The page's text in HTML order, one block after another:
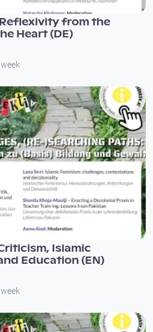
from the
Heart (DE)
Islamic
Education (EN)